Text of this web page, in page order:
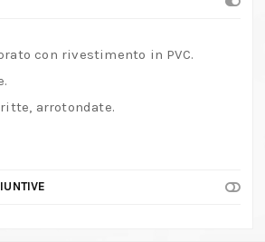
con rivestimento in PVC.
arrotondate.